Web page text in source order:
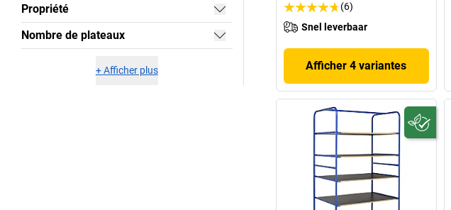
Propriété
Nombre de plateaux
+Afficher plus
(6)
Snel leverbaar
Afficher 4 variantes